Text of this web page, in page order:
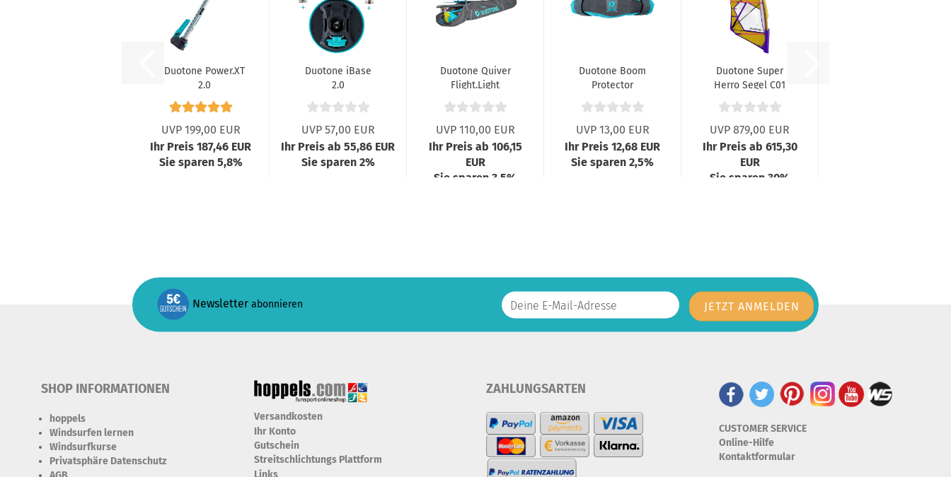
Duotone Power.XT
2.0
Mastverlängerung
RDM...
UVP 199,00 EUR
Ihr Preis 187,46 EUR
Sie sparen 5,8%
Duotone iBase
2.0
UVP 57,00 EUR
Ihr Preis ab 55,86 EUR
Sie sparen 2%
Duotone Quiver
Flight.Light
UVP 110,00 EUR
Ihr Preis ab 106,15
EUR
Sie sparen 3,5%
Duotone Boom
Protector
UVP 13,00 EUR
Ihr Preis 12,68 EUR
Sie sparen 2,5%
Duotone Super
Herro Segel C01
Yellow 024
UVP 879,00 EUR
Ihr Preis ab 615,30
EUR
Sie sparen 30%
Newsletter abonnieren
SHOP INFORMATIONEN
hoppels
Windsurfen lernen
Windsurfkurse
Privatsphäre Datenschutz
Versandkosten
Ihr Konto
Gutschein
Streitschlichtungs Plattform
Links
ZAHLUNGSARTEN
CUSTOMER SERVICE
Online-Hilfe
Kontaktformular